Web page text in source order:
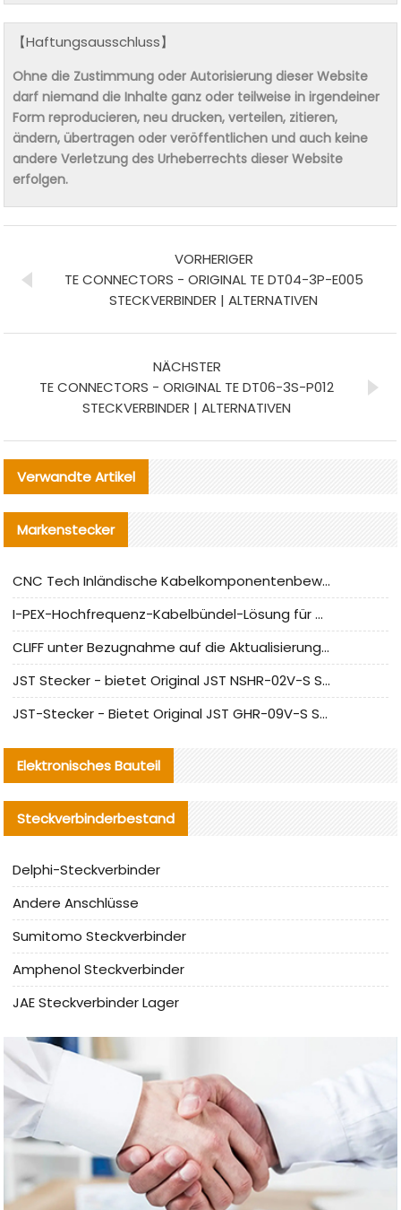
【Haftungsausschluss】
Ohne die Zustimmung oder Autorisierung dieser Website
darf niemand die Inhalte ganz oder teilweise in irgendeiner
Form reproducieren, neu drucken, verteilen, zitieren,
ändern, übertragen oder veröffentlichen und auch keine
andere Verletzung des Urheberrechts dieser Website
erfolgen.
VORHERIGER
TE CONNECTORS - ORIGINAL TE DT04-3P-E005
STECKVERBINDER | ALTERNATIVEN
NÄCHSTER
TE CONNECTORS - ORIGINAL TE DT06-3S-P012
STECKVERBINDER | ALTERNATIVEN
Verwandte Artikel
Markenstecker
CNC Tech Inländische Kabelkomponentenbewertung und Massenproduktionsanpassungsanleitung
I-PEX-Hochfrequenz-Kabelbündel-Lösung für die heimische Produktion analysiert
CLIFF unter Bezugnahme auf die Aktualisierung der chinesischen Stecker-Testnormen
JST Stecker - bietet Original JST NSHR-02V-S Stecker und Ersatzteile an
JST-Stecker - Bietet Original JST GHR-09V-S Stecker und Ersatzteile an
Elektronisches Bauteil
Steckverbinderbestand
Delphi-Steckverbinder
Andere Anschlüsse
Sumitomo Steckverbinder
Amphenol Steckverbinder
JAE Steckverbinder Lager